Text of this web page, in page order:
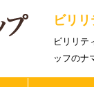
ビリ
ビリリテ
ッフのナ